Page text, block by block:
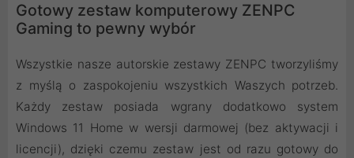
Gotowy zestaw komputerowy ZENPC
Gaming to pewny wybór
Wszystkie nasze autorskie zestawy ZENPC tworzyliśmy
z myślą o zaspokojeniu wszystkich Waszych potrzeb.
Każdy zestaw posiada wgrany dodatkowo system
Windows 11 Home w wersji darmowej (bez aktywacji i
licencji), dzięki czemu zestaw jest od razu gotowy do